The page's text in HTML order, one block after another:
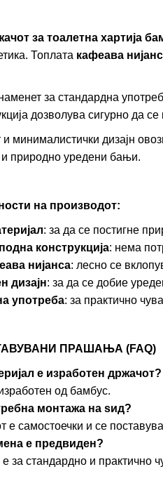
за тоалетна хартија
Топлата кафеава
за стандардна
дозволува сигурно да се
минималистички дизајн
и природно уредени бањи.
на производот:
: за да се постигне
конструкција: нема
нијанса: лесно се
дизајн: за да се добие
употреба: за практично
ПРАШАЊА (FAQ)
е изработен држачот?
од бамбус.
монтажа на ѕид?
е самостоечки и се
е предвиден?
за стандардно и практично